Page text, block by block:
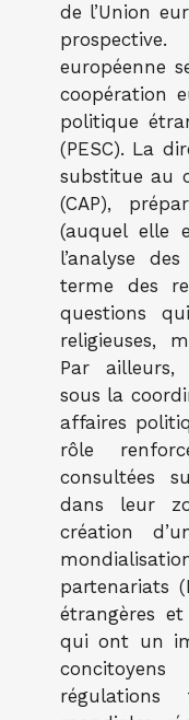
de l’Union
européenne
coopération
politique
(PESC). La
substitue au
(CAP),
(auquel elle
l’analyse
terme des
questions
religieuses,
Par ailleurs,
sous la
affaires
rôle
consultées
dans leur
création
partenariats
étrangères
qui ont un
régulations